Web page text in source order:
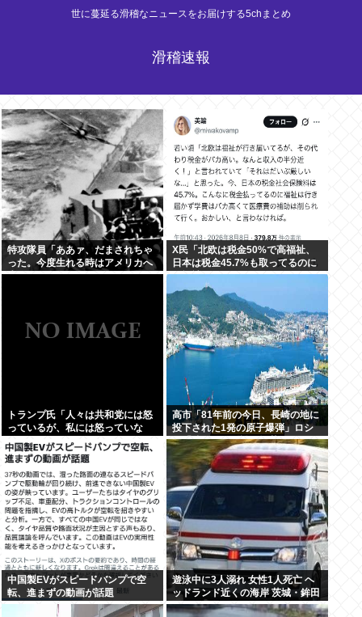
世に蔓延る滑稽なニュースをお届けする5chまとめ
滑稽速報
特攻隊員「ああァ、だまされちゃ
った。今度生れる時はアメリカへ
生れるぞ」
X民「北欧は税金50%で高福祉、
日本は税金45.7%も取ってるのに
低福祉、おかしいよ」 11万いいね
トランプ氏「人々は共和党には怒
っているが、私には怒っていな
い」
高市「81年前の今日、長崎の地に
投下された1発の原子爆弾」ロシ
ア「待って。《誰が》落とした
の？ねぇ、なんでそこ伏せる
の？」
中国製EVがスピードバンプで空
転、進まずの動画が話題
遊泳中に3人溺れ 女性1人死亡 ヘ
ッドランド近くの海岸 茨城・鉾田